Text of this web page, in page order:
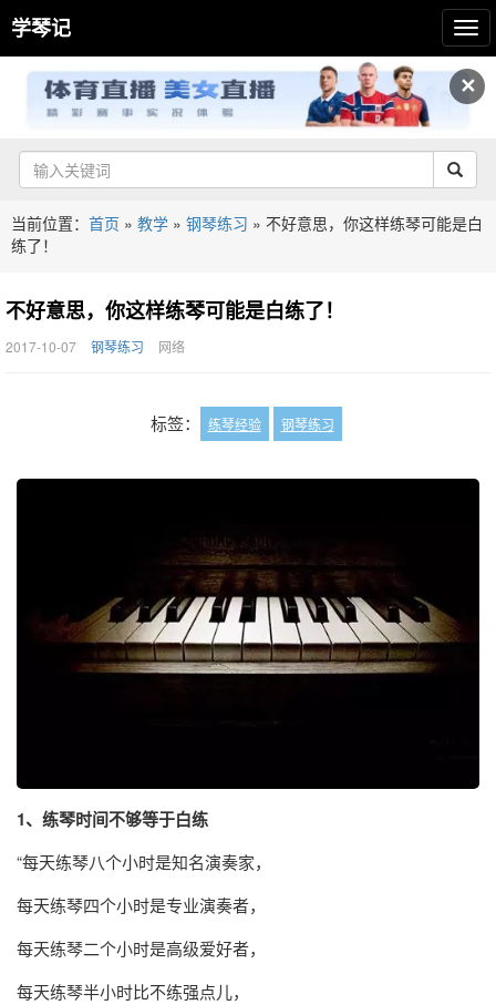
✕
学琴记
当前位置： 首页 » 教学 » 钢琴练习 » 不好意思，你这样练琴可能是白
练了！
不好意思，你这样练琴可能是白练了！
2017-10-07 钢琴练习 网络
标签： 练琴经验 钢琴练习
1、练琴时间不够等于白练
“每天练琴八个小时是知名演奏家，
每天练琴四个小时是专业演奏者，
每天练琴二个小时是高级爱好者，
每天练琴半小时比不练强点儿，